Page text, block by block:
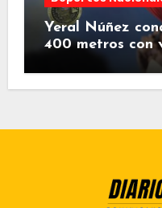
Yeral Núñez
400 metros con